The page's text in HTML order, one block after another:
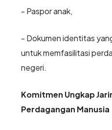
- Paspor anak,
- Dokumen identitas
untuk memfasilitasi
negeri.
Komitmen Ungkap
Perdagangan Manusia